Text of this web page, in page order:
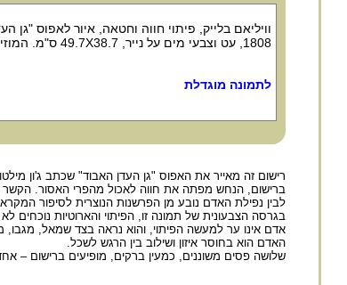
וויליאם בלייק, פיתוי חווה וחטאה, איור לאפוס "גן
1808, עט וצבעי מים על נייר, 49.7X38.7 ס"מ. המוזיאון לאמנות, בוסטון.
לתמונה מוגדלת
רישום זה מאייר את האפוס "גן העדן האבוד" שכתב ג'ון מילטון, משורר אנגלי מהמאה ה-
ברישום, הנחש מפתה את חווה לאכול מהפרי האסור. הקשר
לבין נפילת האדם נובע מן הפרשנות הנוצרית לסיפור
בגרסה הצבעונית של תמונה זו, הפיתוי והארוטיות נוכחים
אדם אינו ער למעשה הפיתוי, והוא נראה בצד שמאל, מגבו,
האדם הוא בחוסר איזון ושילוב בין הרגש לשכל.
שלושה פסים משוננים, כמעין ברקים, מופיעים ברישום –